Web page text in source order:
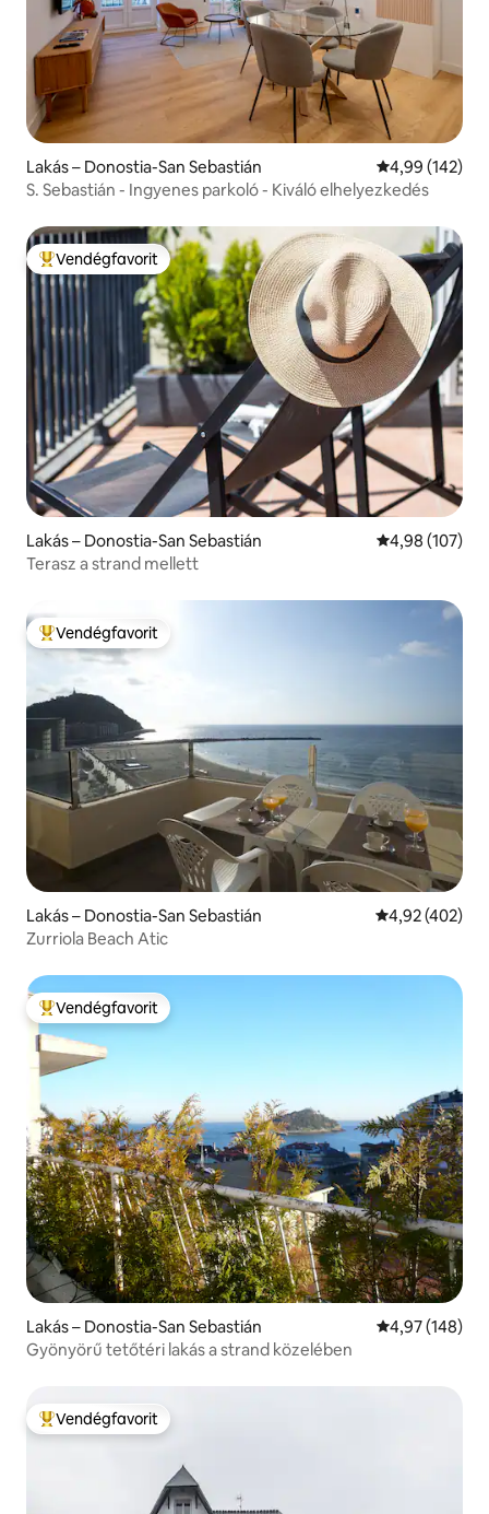
Lakás – Donostia-San Sebastián Átlagos
4,99 (142)
S. Sebastián - Ingyenes parkoló - Kiváló elhelyezkedés
Kiemelt vendégfavorit
Vendégfavorit
Lakás – Donostia-San Sebastián Átlagos
4,98 (107)
Terasz a strand mellett
Kiemelt vendégfavorit
Vendégfavorit
Lakás – Donostia-San Sebastián Átlagos
4,92 (402)
Zurriola Beach Atic
Kiemelt vendégfavorit
Vendégfavorit
Lakás – Donostia-San Sebastián Átlagos
4,97 (148)
Gyönyörű tetőtéri lakás a strand közelében
Kiemelt vendégfavorit
Vendégfavorit